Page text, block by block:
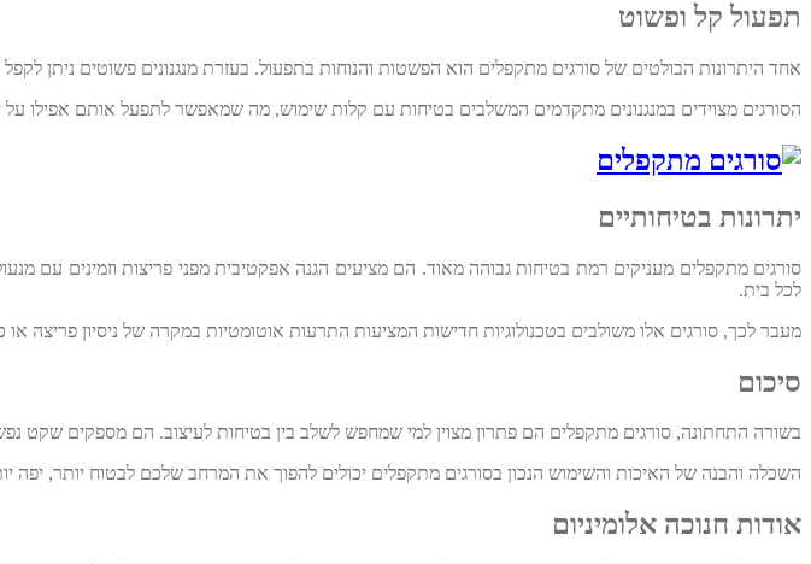
תפעול קל ופשוט
אחד היתרונות הבולטים של סורגים מתקפלים הוא הפשטות והנוחות בתפעול. בעזרת מנגנונים פשוטים ניתן
הסורגים מצוידים במנגנונים מתקדמים המשלבים בטיחות עם קלות שימוש, מה שמאפשר לתפעל אותם אפילו על
יתרונות בטיחותיים
סורגים מתקפלים מעניקים רמת בטיחות גבוהה מאוד. הם מציעים הגנה אפקטיבית מפני פריצות וזמינים עם
לכל בית.
מעבר לכך, סורגים אלו משולבים בטכנולוגיות חדישות המציעות התרעות אוטומטיות במקרה של ניסיון
סיכום
בשורה התחתונה, סורגים מתקפלים הם פתרון מצוין למי שמחפש לשלב בין בטיחות לעיצוב. הם מספקים שקט
השכלה והבנה של האיכות והשימוש הנכון בסורגים מתקפלים יכולים להפוך את המרחב שלכם לבטוח יותר, יפה
אודות חנוכה אלומיניום